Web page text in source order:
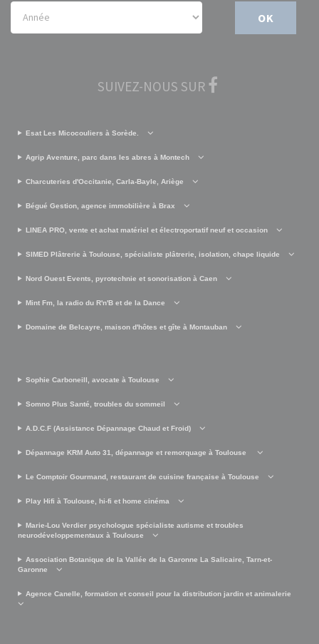
OK
SUIVEZ-NOUS SUR
Esat Les Micocouliers à Sorède.
Agrip Aventure, parc dans les abres à Montech
Charcuteries d'Occitanie, Carla-Bayle, Ariège
Bégué Gestion, agence immobilière à Brax
LINEA PRO, vente et achat matériel et électroportatif neuf et occasion
SIMED Plâtrerie à Toulouse, spécialiste plâtrerie, isolation, chape liquide
Nord Ouest Events, pyrotechnie et sonorisation à Caen
Mint Fm, la radio du R'n'B et de la Dance
Domaine de Belcayre, maison d'hôtes et gîte à Montauban
Sophie Carboneill, avocate à Toulouse
Somno Plus Santé, troubles du sommeil
A.D.C.F (Assistance Dépannage Chaud et Froid)
Dépannage KRM Auto 31, dépannage et remorquage à Toulouse
Le Comptoir Gourmand, restaurant de cuisine française à Toulouse
Play Hifi à Toulouse, hi-fi et home cinéma
Marie-Lou Verdier psychologue spécialiste autisme et troubles
neurodéveloppementaux à Toulouse
Association Botanique de la Vallée de la Garonne La Salicaire, Tarn-et-
Garonne
Agence Canelle, formation et conseil pour la distribution jardin et animalerie